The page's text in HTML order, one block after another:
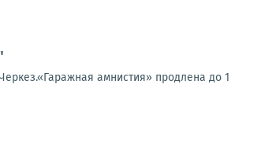
амнистия» продлена до 1